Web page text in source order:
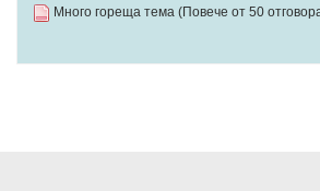
Много гореща тема (Повече от 50